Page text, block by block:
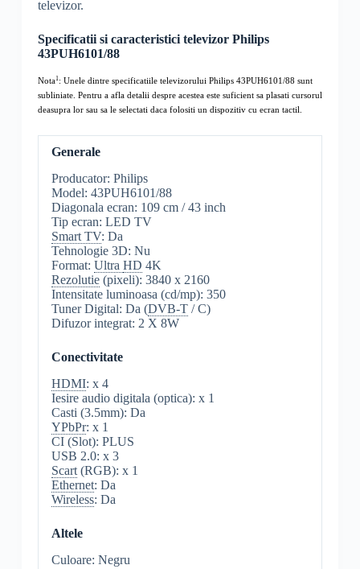
televizor.
Specificatii si caracteristici televizor Philips
43PUH6101/88
Nota1: Unele dintre specificatiile televizorului Philips 43PUH6101/88 sunt
subliniate. Pentru a afla detalii despre acestea este suficient sa plasati cursorul
deasupra lor sau sa le selectati daca folositi un dispozitiv cu ecran tactil.
Generale
Producator: Philips
Model: 43PUH6101/88
Diagonala ecran: 109 cm / 43 inch
Tip ecran: LED TV
Smart TV: Da
Tehnologie 3D: Nu
Format: Ultra HD 4K
Rezolutie(pixeli): 3840 x 2160
Intensitate luminoasa (cd/mp): 350
Tuner Digital: Da (DVB-T/ C)
Difuzor integrat: 2 X 8W
Conectivitate
HDMI: x 4
Iesire audio digitala (optica): x 1
Casti (3.5mm): Da
YPbPr: x 1
CI (Slot): PLUS
USB 2.0: x 3
Scart(RGB): x 1
Ethernet: Da
Wireless: Da
Altele
Culoare: Negru